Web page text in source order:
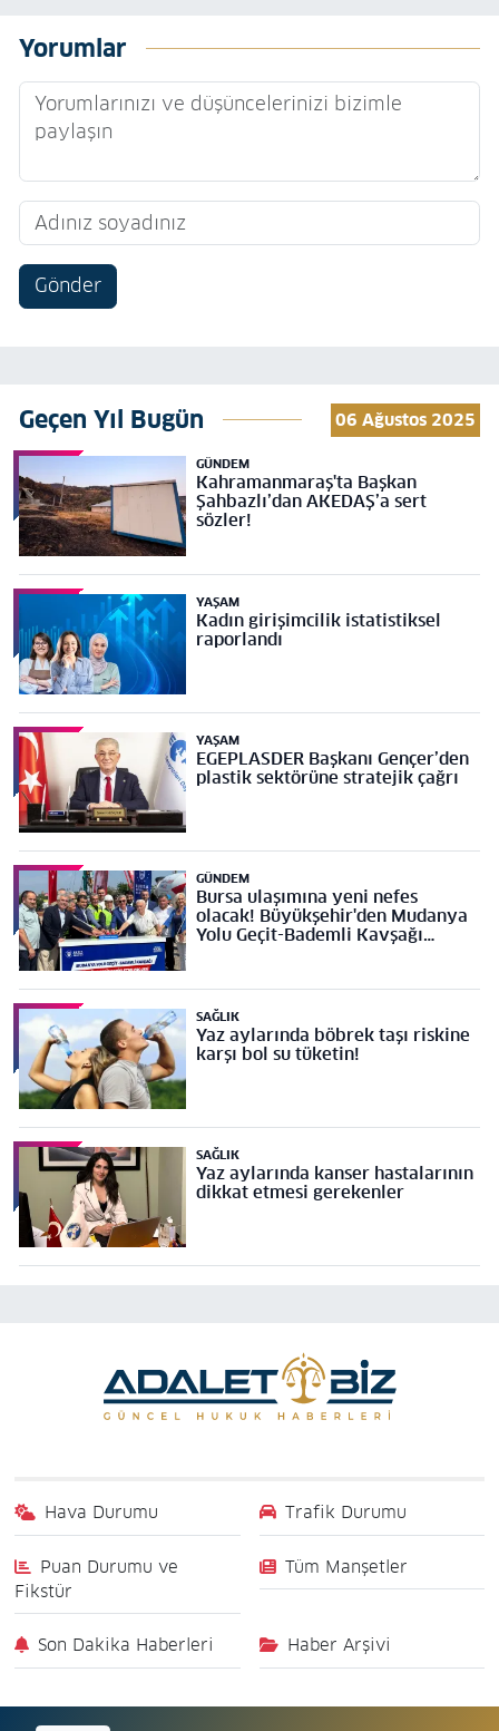
Yorumlar
Gönder
Geçen Yıl Bugün 06 Ağustos 2025
GÜNDEM
Kahramanmaraş'ta Başkan
Şahbazlı’dan AKEDAŞ’a sert
sözler!
YAŞAM
Kadın girişimcilik istatistiksel
raporlandı
YAŞAM
EGEPLASDER Başkanı Gençer’den
plastik sektörüne stratejik çağrı
GÜNDEM
Bursa ulaşımına yeni nefes
olacak! Büyükşehir'den Mudanya
Yolu Geçit-Bademli Kavşağı
SAĞLIK
Yaz aylarında böbrek taşı riskine
karşı bol su tüketin!
SAĞLIK
Yaz aylarında kanser hastalarının
dikkat etmesi gerekenler
Hava Durumu Trafik Durumu
Puan Durumu ve
Fikstür
Tüm Manşetler
Son Dakika Haberleri Haber Arşivi